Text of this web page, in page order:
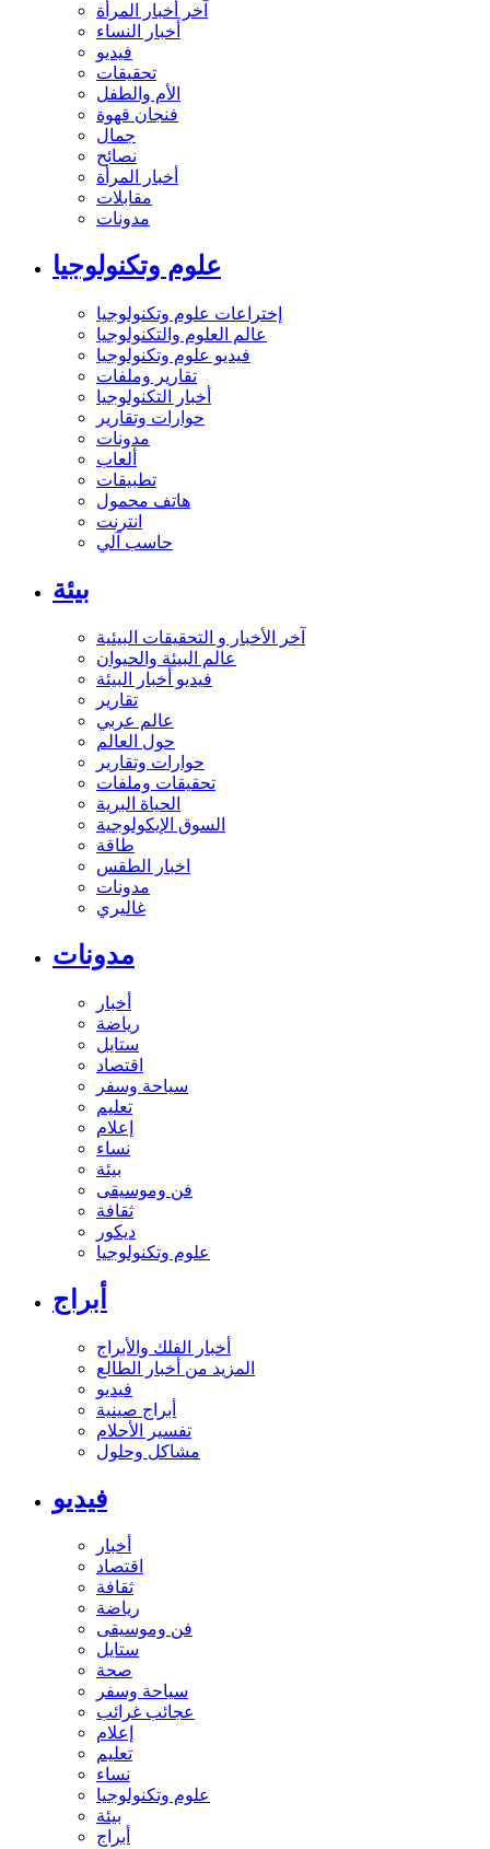
آخر أخبار المرأة
أخبار النساء
فيديو
تحقيقات
الأم والطفل
فنجان قهوة
جمال
نصائح
أخبار المرأة
مقابلات
مدونات
علوم وتكنولوجيا
إختراعات علوم وتكنولوجيا
عالم العلوم والتكنولوجيا
فيديو علوم وتكنولوجيا
تقارير وملفات
أخبار التكنولوجيا
حوارات وتقارير
مدونات
ألعاب
تطبيقات
هاتف محمول
انترنت
حاسب آلي
بيئة
آخر الأخبار و التحقيقات البيئية
عالم البيئة والحيوان
فيديو أخبار البيئة
تقارير
عالم عربي
حول العالم
حوارات وتقارير
تحقيقات وملفات
الحياة البرية
السوق الإيكولوجية
طاقة
اخبار الطقس
مدونات
غاليري
مدونات
أخبار
رياضة
ستايل
اقتصاد
سياحة وسفر
تعليم
إعلام
نساء
بيئة
فن وموسيقى
ثقافة
ديكور
علوم وتكنولوجيا
أبراج
أخبار الفلك والأبراج
المزيد من أخبار الطالع
فيديو
أبراج صينية
تفسير الأحلام
مشاكل وحلول
فيديو
أخبار
اقتصاد
ثقافة
رياضة
فن وموسيقى
ستايل
صحة
سياحة وسفر
عجائب غرائب
إعلام
تعليم
نساء
علوم وتكنولوجيا
بيئة
أبراج